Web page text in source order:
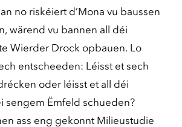
no riskéiert d’Mona vu baussen
wärend vu bannen all déi
Wierder Drock opbauen. Lo
entscheeden: Léisst et sech
oder léisst et all déi
sengem Ëmfeld schueden?
ass eng gekonnt Milieustudie